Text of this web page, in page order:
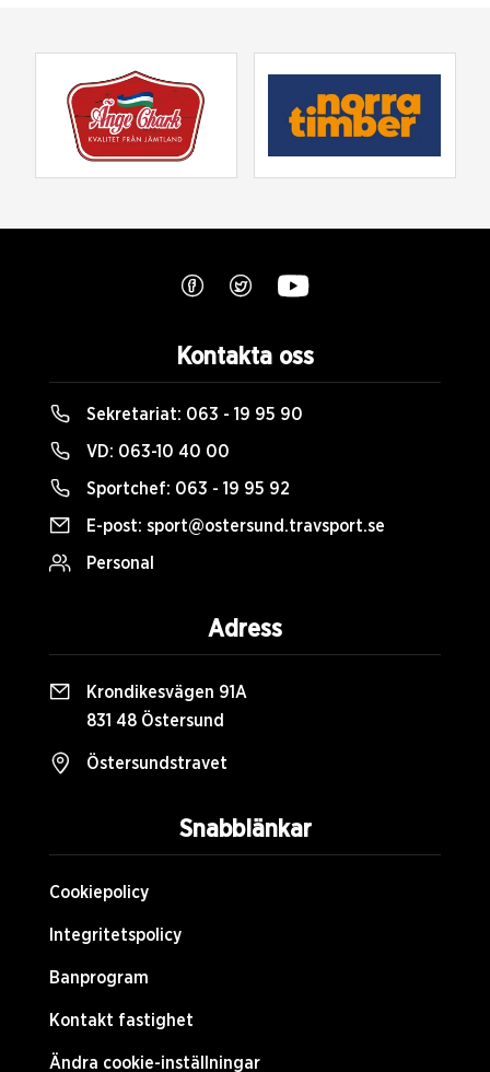
Snabblänkar
Cookiepolicy
Integritetspolicy
Banprogram
Kontakt fastighet
Ändra cookie-inställningar
Kontakta oss
Sekretariat: 063 - 19 95 90
VD: 063-10 40 00
Sportchef: 063 - 19 95 92
E-post: sport@ostersund.travsport.se
Personal
Adress
Krondikesvägen 91A
831 48 Östersund
Östersundstravet